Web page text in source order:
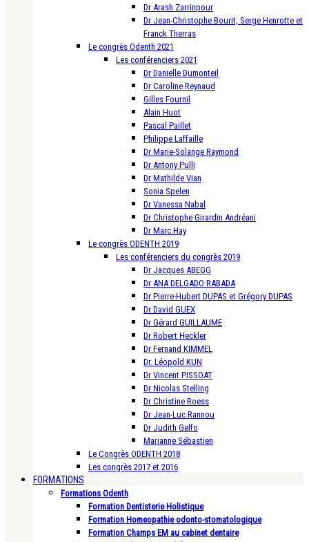
Dr Arash Zarrinpour
Dr Jean-Christophe Bourit, Serge Henrotte et
Franck Therras
Le congrès Odenth 2021
Les conférenciers 2021
Dr Danielle Dumonteil
Dr Caroline Reynaud
Gilles Fournil
Alain Huot
Pascal Paillet
Philippe Laffaille
Dr Marie-Solange Raymond
Dr Antony Pulli
Dr Mathilde Vian
Sonia Spelen
Dr Vanessa Nabal
Dr Christophe Girardin Andréani
Dr Marc Hay
Le congrès ODENTH 2019
Les conférenciers du congrès 2019
Dr Jacques ABEGG
Dr ANA DELGADO RABADA
Dr Pierre-Hubert DUPAS et Grégory DUPAS
Dr David GUEX
Dr Gérard GUILLAUME
Dr Robert Heckler
Dr Fernand KIMMEL
Dr. Léopold KUN
Dr Vincent PISSOAT
Dr Nicolas Stelling
Dr Christine Roess
Dr Jean-Luc Rannou
Dr Judith Gelfo
Marianne Sébastien
Le Congrès ODENTH 2018
Les congrès 2017 et 2016
FORMATIONS
Formations Odenth
Formation Dentisterie Holistique
Formation Homeopathie odonto-stomatologique
Formation Champs EM au cabinet dentaire